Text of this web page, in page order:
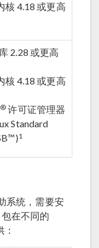
核 4.18 或更高
2.28 或更高
核 4.18 或更高
® 许可证管理器
Standard
1
系统，需要安
在不同的